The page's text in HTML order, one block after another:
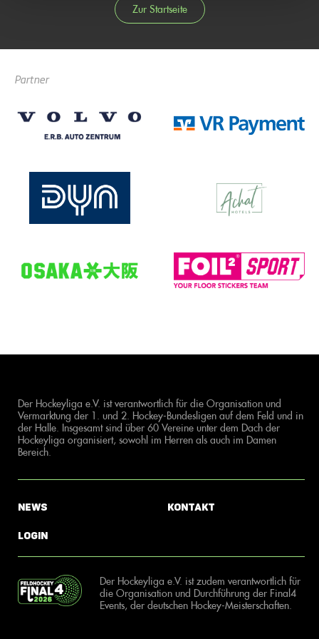
Zur Startseite
Partner
Der Hockeyliga e.V. ist verantwortlich für die Organisation und
Vermarktung der 1. und 2. Hockey-Bundesligen auf dem Feld und in
der Halle. Insgesamt sind über 60 Vereine unter dem Dach der
Hockeyliga organisiert, sowohl im Herren als auch im Damen
Bereich.
News
Login
Kontakt
Der Hockeyliga e.V. ist zudem verantwortlich für
die Organisation und Durchführung der Final4
Events, der deutschen Hockey-Meisterschaften.